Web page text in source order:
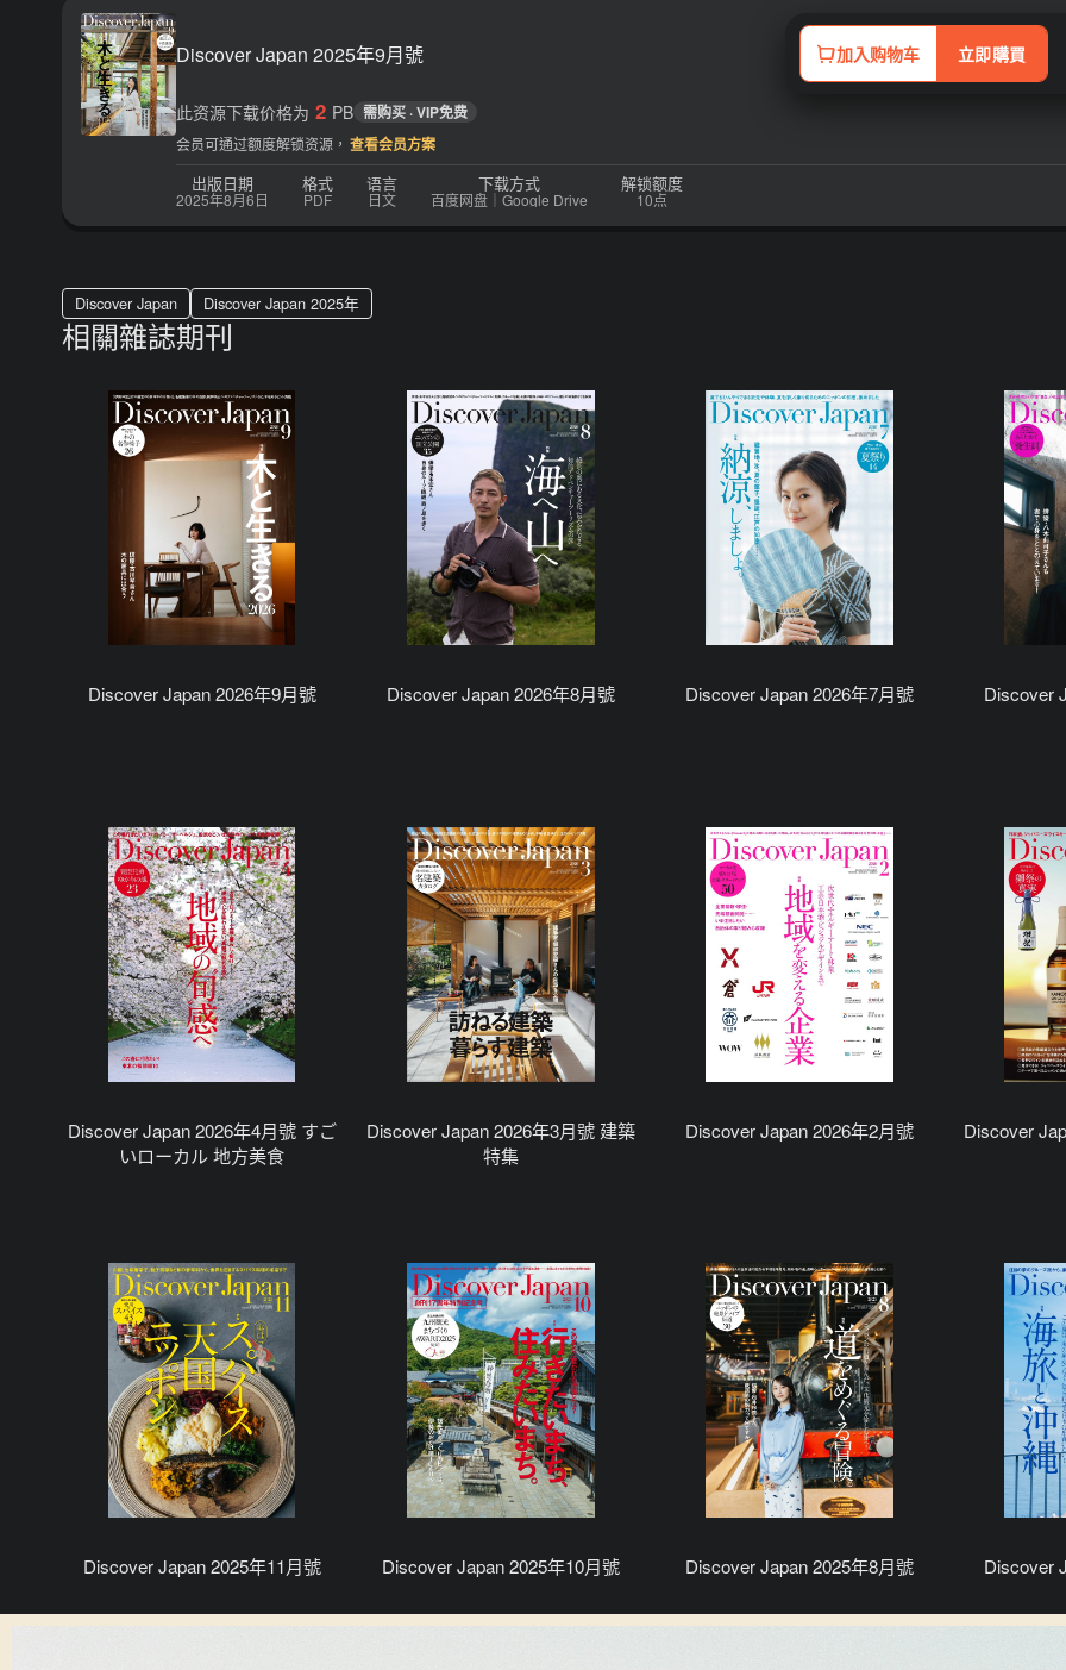
Discover Japan 2025年9月號 加入购物车 立即購買
此资源下载价格为 2 PB 需购买 · VIP免费
会员可通过额度解锁资源， 查看会员方案
出版日期
2025年8月6日
格式
PDF
语言
日文
下载方式
百度网盘｜Google Drive
解锁额度
10点
Discover Japan Discover Japan 2025年
相關雜誌期刊
Discover Japan 2026年9月號 Discover Japan 2026年8月號 Discover Japan 2026年7月號 Discover
Discover Japan 2026年4月號 すご
いローカル 地方美食
Discover Japan 2026年3月號 建築
特集
Discover Japan 2026年2月號
Discover
Discover Japan 2025年11月號 Discover Japan 2025年10月號 Discover Japan 2025年8月號 Discover